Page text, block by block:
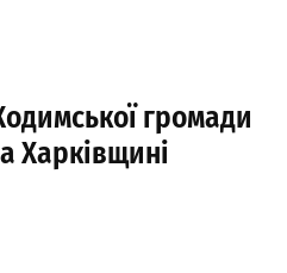
громади
Харківщині